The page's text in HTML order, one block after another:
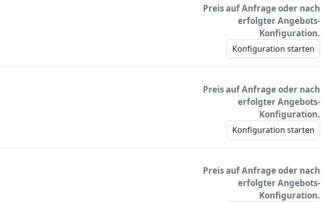
Preis auf Anfrage oder nach
erfolgter Angebots-
Konfiguration.
Konfiguration starten
Preis auf Anfrage oder nach
erfolgter Angebots-
Konfiguration.
Konfiguration starten
Preis auf Anfrage oder nach
erfolgter Angebots-
Konfiguration.